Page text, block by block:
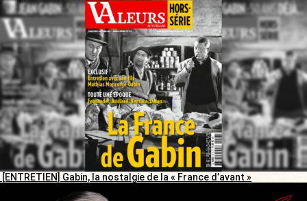
[ENTRETIEN] Gabin, la nostalgie de la « France d’avant »